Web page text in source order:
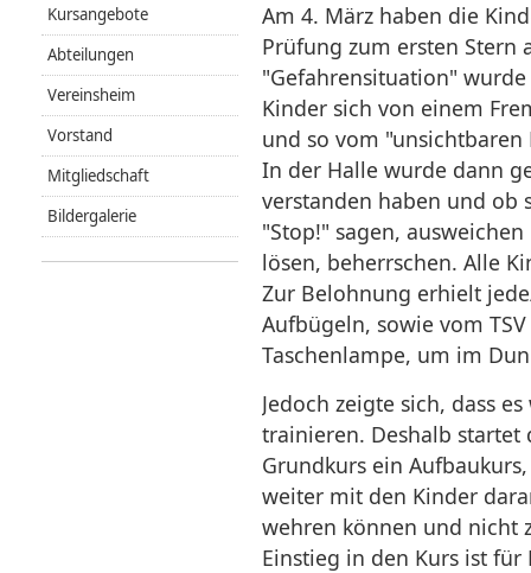
Am 4. März haben die
Prüfung zum ersten Stern
"Gefahrensituation"
Kinder sich von einem
und so vom
In der Halle wurde dann
verstanden haben und ob
"Stop!" sagen,
lösen, beherrschen. Alle
Zur Belohnung erhielt
Aufbügeln, sowie vom
Taschenlampe, um im
Jedoch zeigte sich, dass
trainieren. Deshalb startet
Grundkurs ein
weiter mit den Kinder
wehren können und nicht
Einstieg in den Kurs ist
Kursangebote
Abteilungen
Vereinsheim
Vorstand
Mitgliedschaft
Bildergalerie